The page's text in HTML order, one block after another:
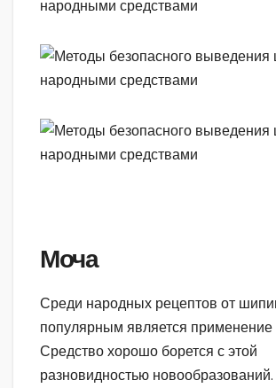
Моча
Среди народных рецептов от
популярным является применение
Средство хорошо борется с этой
разновидностью